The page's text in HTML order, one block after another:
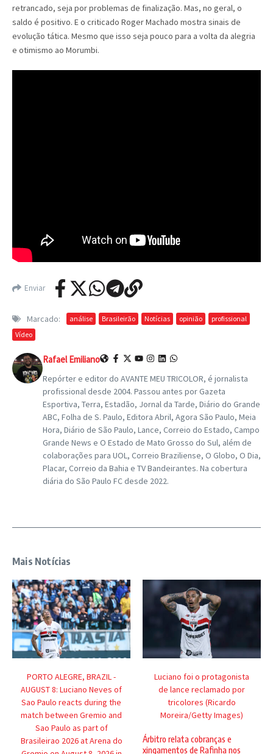
retrancado, seja por problemas de finalização. Mas, no geral, o
saldo é positivo. E o criticado Roger Machado mostra sinais de
evolução tática. Mesmo que isso seja pouco para a volta da alegria
e otimismo ao Morumbi.
Enviar
Marcado: análise Brasileirão Notícias opinião
profissional
Vídeo
Rafael Emiliano
Repórter e editor do AVANTE MEU TRICOLOR, é jornalista
profissional desde 2004. Passou antes por Gazeta
Esportiva, Terra, Estadão, Jornal da Tarde, Diário do Grande
ABC, Folha de S. Paulo, Editora Abril, Agora São Paulo, Meia
Hora, Diário de São Paulo, Lance, Correio do Estado, Campo
Grande News e O Estado de Mato Grosso do Sul, além de
colaborações para UOL, Correio Braziliense, O Globo, O Dia,
Placar, Correio da Bahia e TV Bandeirantes. Na cobertura
diária do São Paulo FC desde 2022.
Mais Notícias
PORTO ALEGRE, BRAZIL -
AUGUST 8: Luciano Neves of
Sao Paulo reacts during the
match between Gremio and
Sao Paulo as part of
Brasileirao 2026 at Arena do
Luciano foi o protagonista
de lance reclamado por
tricolores (Ricardo
Moreira/Getty Images)
Árbitro relata cobranças e
xingamentos de Rafinha nos